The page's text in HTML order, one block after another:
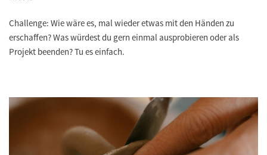
Challenge: Wie wäre es, mal wieder etwas mit den Händen zu
erschaffen? Was würdest du gern einmal ausprobieren oder als
Projekt beenden? Tu es einfach.